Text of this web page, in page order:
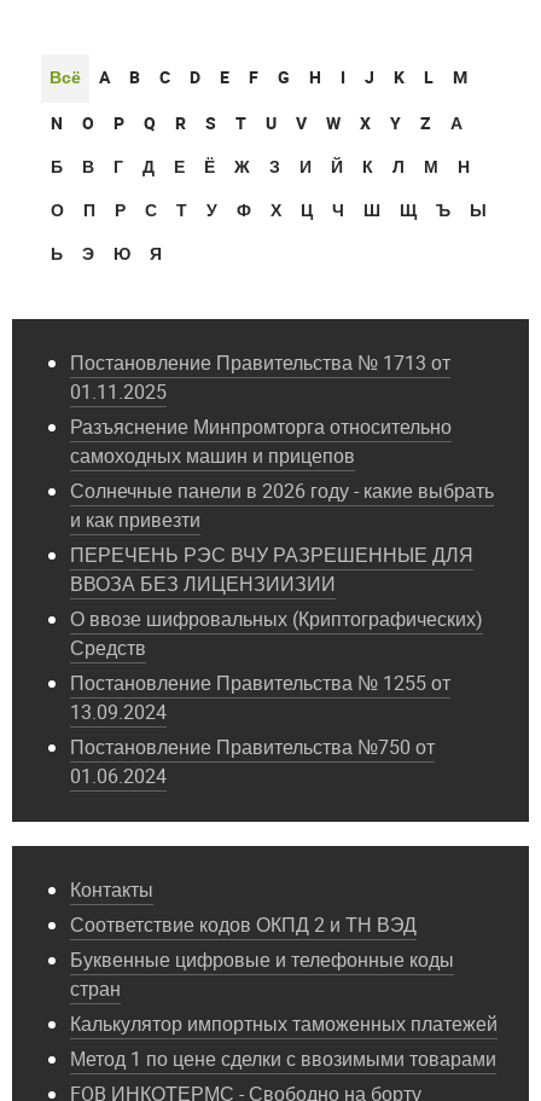
Всё A B C D E F G H I J K L
M
N
O P Q R S T U V W X Y Z
А
Б
В Г Д Е Ё Ж З И Й К Л М
Н
О
П Р С Т У Ф Х Ц Ч Ш Щ Ъ
Ы
Ь
Э Ю Я
Постановление Правительства № 1713 от
01.11.2025
Разъяснение Минпромторга относительно
самоходных машин и прицепов
Солнечные панели в 2026 году - какие выбрать
и как привезти
ПЕРЕЧЕНЬ РЭС ВЧУ РАЗРЕШЕННЫЕ ДЛЯ
ВВОЗА БЕЗ ЛИЦЕНЗИИЗИИ
О ввозе шифровальных (Криптографических)
Средств
Постановление Правительства № 1255 от
13.09.2024
Постановление Правительства №750 от
01.06.2024
Контакты
Соответствие кодов ОКПД 2 и ТН ВЭД
Буквенные цифровые и телефонные коды
стран
Калькулятор импортных таможенных платежей
Метод 1 по цене сделки с ввозимыми товарами
FOB ИНКОТЕРМС - Свободно на борту